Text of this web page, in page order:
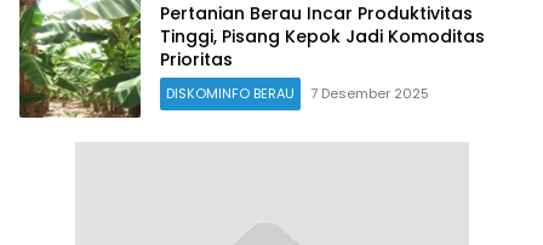
Pertanian Berau Incar Produktivitas
Tinggi, Pisang Kepok Jadi Komoditas
Prioritas
DISKOMINFO BERAU 7 Desember 2025